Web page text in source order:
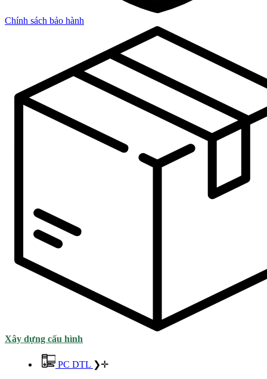
Chính sách bảo hành
Xây dựng cấu hình
PC DTL ❯✛